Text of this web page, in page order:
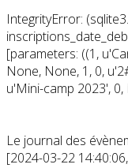
IntegrityError:
[parameters: ((1,
None, None, 1, 0,
u'Mini-camp 2023',
Le journal des
[2024-03-22